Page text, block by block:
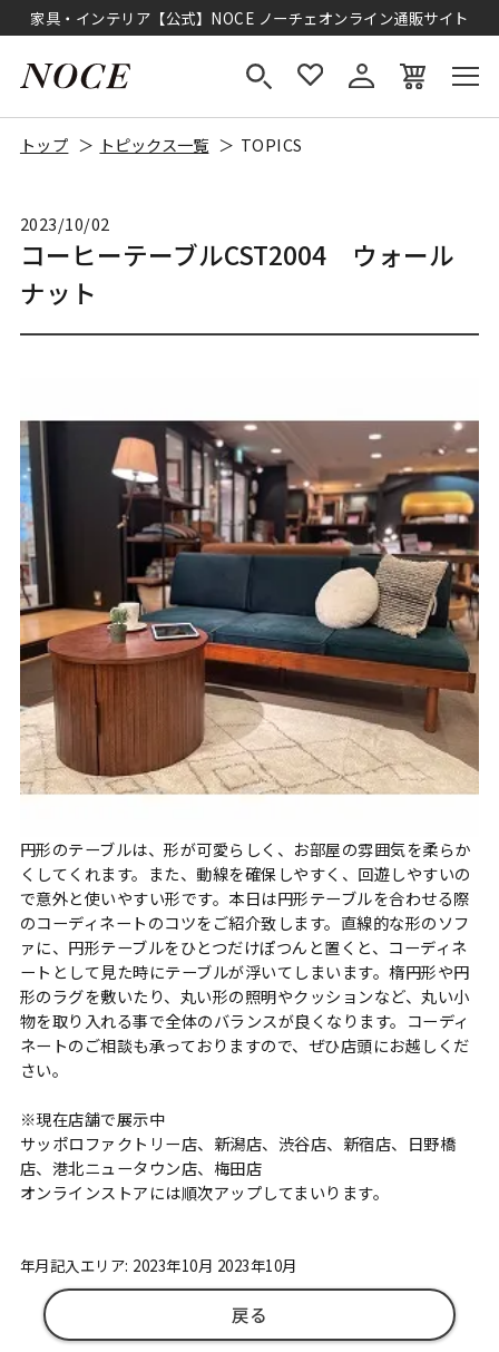
家具・インテリア【公式】NOCE ノーチェオンライン通販サイト
トップ トピックス一覧 TOPICS
2023/10/02
コーヒーテーブルCST2004 ウォール
ナット
円形のテーブルは、形が可愛らしく、お部屋の雰囲気を柔らか
くしてくれます。また、動線を確保しやすく、回遊しやすいの
で意外と使いやすい形です。本日は円形テーブルを合わせる際
のコーディネートのコツをご紹介致します。直線的な形のソフ
ァに、円形テーブルをひとつだけぽつんと置くと、コーディネ
ートとして見た時にテーブルが浮いてしまいます。楕円形や円
形のラグを敷いたり、丸い形の照明やクッションなど、丸い小
物を取り入れる事で全体のバランスが良くなります。コーディ
ネートのご相談も承っておりますので、ぜひ店頭にお越しくだ
さい。
※現在店舗で展示中
サッポロファクトリー店、新潟店、渋谷店、新宿店、日野橋
店、港北ニュータウン店、梅田店
オンラインストアには順次アップしてまいります。
年月記入エリア: 2023年10月 2023年10月
戻る